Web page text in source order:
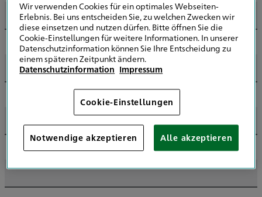
Ansprechpartner*
Hausnummer*
Wir verwenden Cookies für ein optimales Webseiten-
Erlebnis. Bei uns entscheiden Sie, zu welchen Zwecken wir
diese einsetzen und nutzen dürfen. Bitte öffnen Sie die
Cookie-Einstellungen für weitere Informationen. In unserer
Datenschutzinformation können Sie Ihre Entscheidung zu
einem späteren Zeitpunkt ändern.
Datenschutzinformation Impressum
Cookie-Einstellungen
Notwendige akzeptieren Alle akzeptieren